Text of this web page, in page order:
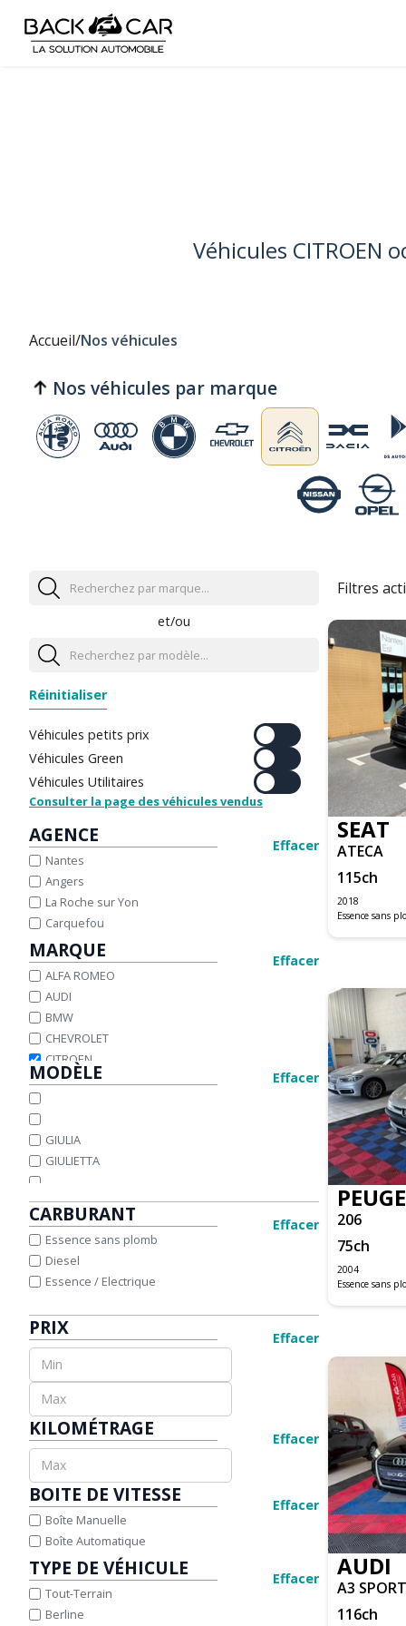
Véhicules CITROEN
Accueil/Nos véhicules
Nos véhicules par marque
et/ou
Réinitialiser
Véhicules petits prix
Véhicules Green
Véhicules Utilitaires
Consulter la page des véhicules vendus
AGENCE Effacer
Nantes
Angers
La Roche sur Yon
Carquefou
MARQUE Effacer
ALFA ROMEO
AUDI
BMW
CHEVROLET
CITROEN
DACIA
FORD
HONDA
IVECO
JAGUAR
JEEP
KIA
LAND ROVER
MAZDA
MERCEDES-BENZ
MINI
NISSAN
OPEL
PEUGEOT
SEAT
SKODA
SUZUKI
TOYOTA
VOLKSWAGEN
VOLVO
MODÈLE Effacer
GIULIA
GIULIETTA
A1 SPORTBACK
A3
A3 BERLINE BUSINESS
A3 SPORTBACK
A4 AVANT
A4 CABRIOLET
A5
Q2
Q3
Q5
Q8
SQ5
TT COUPE
M3 CABRIOLET E93
SERIE 1 CABRIOLET E88
CARBURANT Effacer
Essence sans plomb
Diesel
Essence / Electrique
PRIX Effacer
KILOMÉTRAGE Effacer
BOITE DE VITESSE Effacer
Boîte Manuelle
Boîte Automatique
TYPE DE VÉHICULE Effacer
Tout-Terrain
Berline
Filtres
SEAT
ATECA
115ch
2018
Essence sans
206
75ch
2004
Essence sans
AUDI
A3
116ch